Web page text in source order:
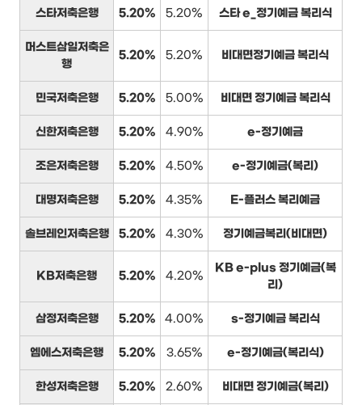
스타저축은행 5.20% 5.20% 스타 e_정기예금 복리식
머스트삼일저축은
행
5.20% 5.20% 비대면정기예금 복리식
민국저축은행 5.20% 5.00% 비대면 정기예금 복리식
신한저축은행 5.20% 4.90% e-정기예금
조은저축은행 5.20% 4.50% e-정기예금(복리)
대명저축은행 5.20% 4.35% E-플러스 복리예금
솔브레인저축은행 5.20% 4.30% 정기예금복리(비대면)
KB저축은행 5.20% 4.20%
KB e-plus 정기예금(복
리)
삼정저축은행 5.20% 4.00% s-정기예금 복리식
엠에스저축은행 5.20% 3.65% e-정기예금(복리식)
한성저축은행 5.20% 2.60% 비대면 정기예금(복리)